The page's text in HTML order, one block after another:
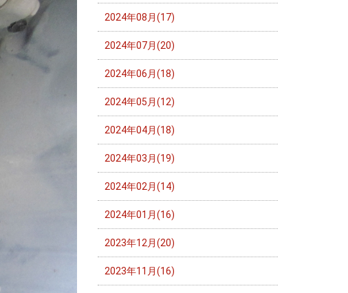
2024年08月(17)
2024年07月(20)
2024年06月(18)
2024年05月(12)
2024年04月(18)
2024年03月(19)
2024年02月(14)
2024年01月(16)
2023年12月(20)
2023年11月(16)